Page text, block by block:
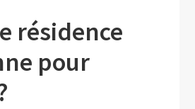
résidence
pour